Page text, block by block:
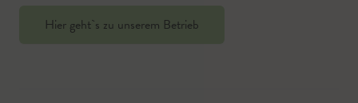
Hier geht`s zu unserem Betrieb